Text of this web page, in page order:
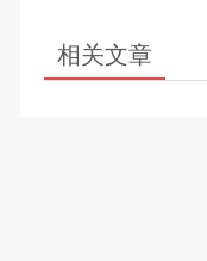
相关文章